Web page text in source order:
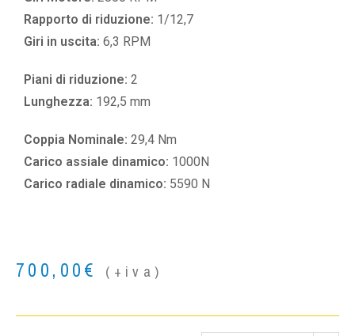
Rapporto di riduzione: 1/12,7
Giri in uscita: 6,3 RPM
Piani di riduzione: 2
Lunghezza: 192,5 mm
Coppia Nominale: 29,4 Nm
Carico assiale dinamico: 1000N
Carico radiale dinamico: 5590 N
700,00€ (+iva)